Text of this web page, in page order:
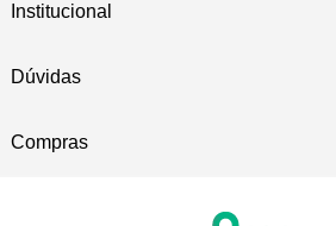
Institucional
Dúvidas
Compras